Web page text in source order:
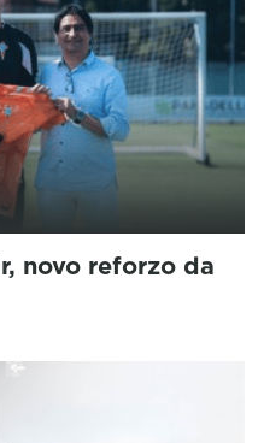
novo reforzo da